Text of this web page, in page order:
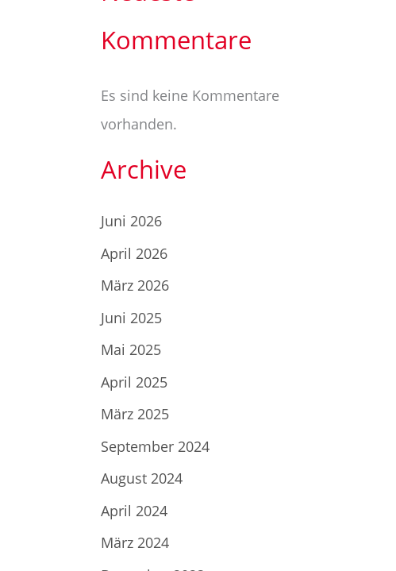
Kommentare
Es sind keine Kommentare
vorhanden.
Archive
Juni 2026
April 2026
März 2026
Juni 2025
Mai 2025
April 2025
März 2025
September 2024
August 2024
April 2024
März 2024